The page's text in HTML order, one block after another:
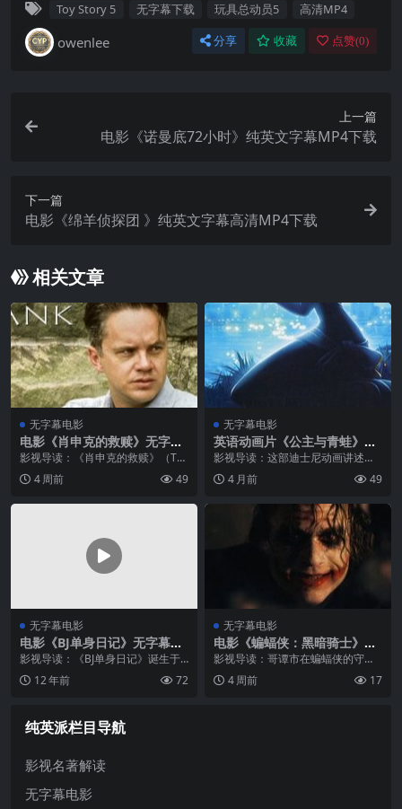
Toy Story 5 无字幕下载 玩具总动员5 高清MP4
owenlee 分享 收藏 点赞(0)
上一篇
电影《诺曼底72小时》纯英文字幕MP4下载
下一篇
电影《绵羊侦探团 》纯英文字幕高清MP4下载
相关文章
无字幕电影
电影《肖申克的救赎》无字幕
高清MP4下载
影视导读：《肖申克的救赎》（Th
e Shawshank Redemption）是199
4年上映的经典英语电影，IMDb评
4 周前 49
无字幕电影
英语动画片《公主与青蛙》无
字幕片段下载
影视导读：这部迪士尼动画讲述了
住在新奥尔良的公主蒂安娜意外亲
吻了一只青蛙王子纳迪，从此卷入
美国爵士乐、路易斯安那州美食文
4 月前 49
无字幕电影
电影《BJ单身日记》无字幕片
断赏析
影视导读：《BJ单身日记》诞生于1
995年，它原来是一名英国记者海
伦·费尔丁为一份独立报纸写的专
义洗...
12 年前 72
无字幕电影
电影《蝙蝠侠：黑暗骑士》无
字幕高清MP4下载
影视导读：哥谭市在蝙蝠侠的守护
下犯罪率持续下降，但新的威胁出
现了——一个被称为「小丑」的疯
4 周前 17
纯英派栏目导航
影视名著解读
无字幕电影